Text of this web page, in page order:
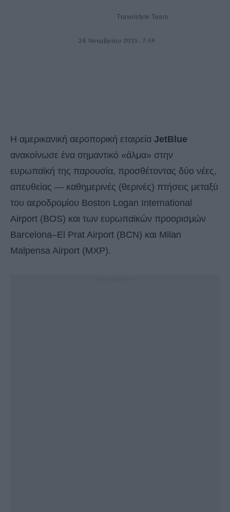
Travelstyle Team
26 Νοεμβρίου 2025, 7:59
Η αμερικανική αεροπορική εταιρεία JetBlue
ανακοίνωσε ένα σημαντικό «άλμα» στην
ευρωπαϊκή της παρουσία, προσθέτοντας δύο νέες,
απευθείας — καθημερινές (θερινές) πτήσεις μεταξύ
του αεροδρομίου Boston Logan International
Airport (BOS) και των ευρωπαϊκών προορισμών
Barcelona–El Prat Airport (BCN) και Milan
Malpensa Airport (MXP).